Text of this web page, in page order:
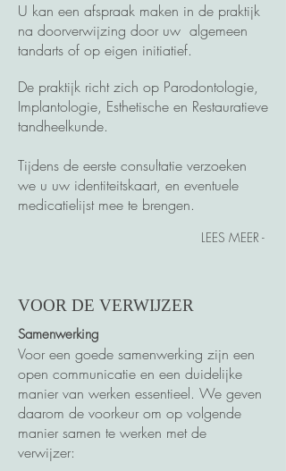
U kan een afspraak maken in de praktijk
na doorverwijzing door uw algemeen
tandarts of op eigen initiatief.
​De praktijk richt zich op Parodontologie,
Implantologie, Esthetische en Restauratieve
tandheelkunde.
Tijdens de eerste consultatie verzoeken
we u uw identiteitskaart, en eventuele
medicatielijst mee te brengen.
- LEES MEER
VOOR DE VERWIJZER
Samenwerking
Voor een goede samenwerking zijn een
open communicatie en een duidelijke
manier van werken essentieel. We geven
daarom de voorkeur om op volgende
manier samen te werken met de
verwijzer: